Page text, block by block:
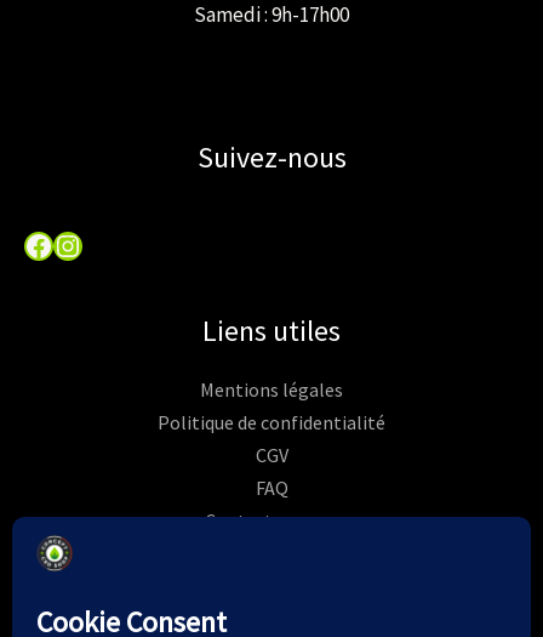
Samedi : 9h-17h00
Suivez-nous
Facebook
Instagram
Liens utiles
Mentions légales
Politique de confidentialité
CGV
FAQ
Contactez-nous